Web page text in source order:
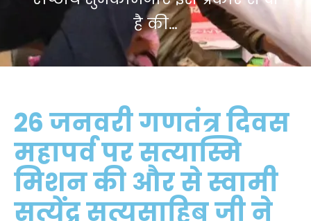
है की…
26 जनवरी गणतंत्र दिवस
महापर्व पर सत्यास्मि
मिशन की और से स्वामी
सत्येंद्र सत्यसाहिब जी ने